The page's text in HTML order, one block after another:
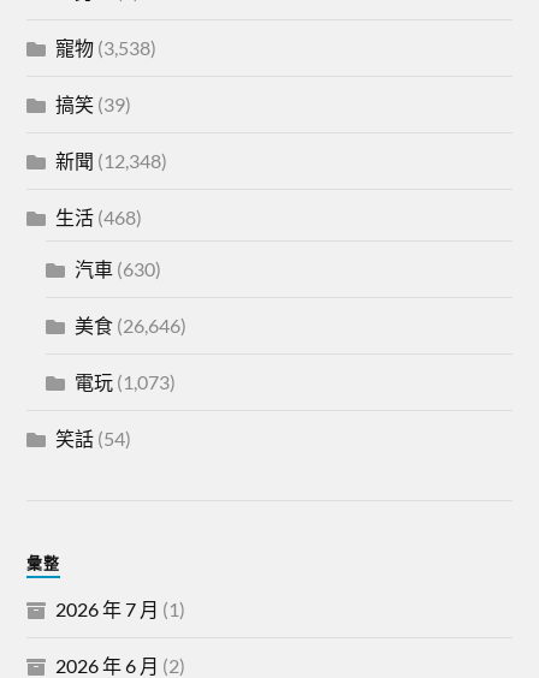
寵物 (3,538)
搞笑 (39)
新聞 (12,348)
生活 (468)
汽車 (630)
美食 (26,646)
電玩 (1,073)
笑話 (54)
彙整
2026 年 7 月 (1)
2026 年 6 月 (2)